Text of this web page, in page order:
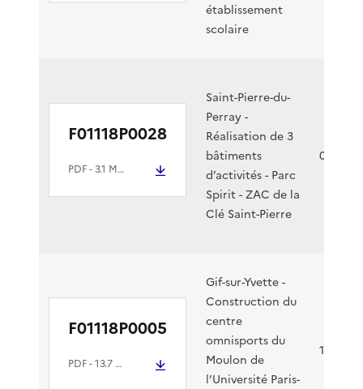
établissement
scolaire
F01118P0028
PDF- 3.1 Mio
Saint-Pierre-du-
Perray -
Réalisation de 3
bâtiments
d’activités - Parc
Spirit - ZAC de la
Clé Saint-Pierre
07/02/
F01118P0005
PDF- 13.7 Mio
Gif-sur-Yvette -
Construction du
centre
omnisports du
Moulon de
l’Université Paris-
17/01/